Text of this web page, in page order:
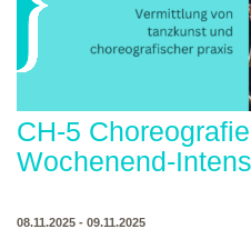
CH-5
Wochenend-
08.11.2025 - 09.11.2025